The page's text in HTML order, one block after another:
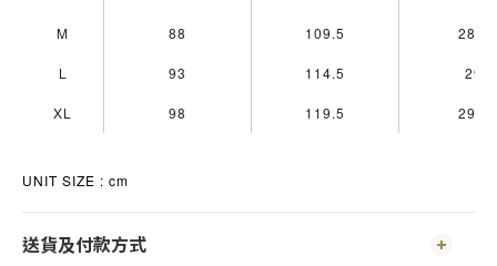
M 88 109.5 28.5
L 93 114.5 29
XL 98 119.5 29.5
UNIT SIZE : cm
送貨及付款方式